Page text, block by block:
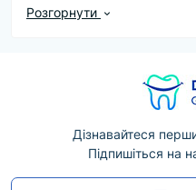
категорії доступно
Під час вибору
сумісність, технічні
виготовлення та
медичних виробів і
важливо також
Розгорнути
Дізнавайтеся
Підпишіться на